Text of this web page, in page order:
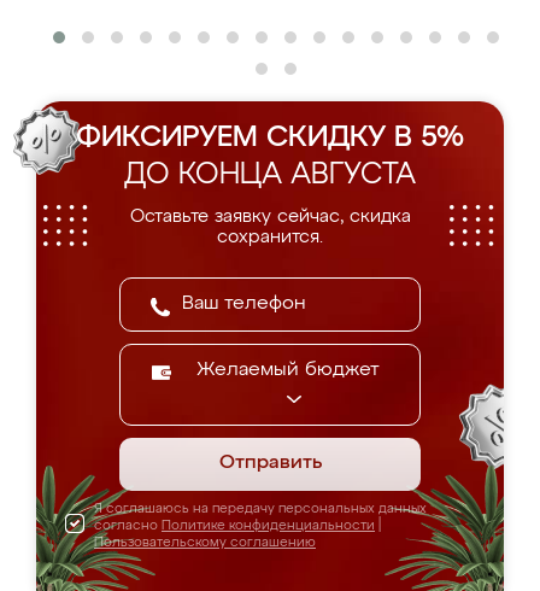
ФИКСИРУЕМ СКИДКУ В 5%
ДО КОНЦА АВГУСТА
Оставьте заявку сейчас, скидка
сохранится.
Желаемый бюджет
Отправить
Я соглашаюсь на передачу персональных данных
согласно Политике конфиденциальности
Пользовательскому соглашению